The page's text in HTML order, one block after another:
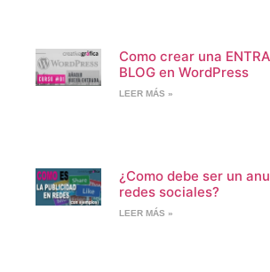
Como crear una
BLOG en WordPress
LEER MÁS »
¿Como debe ser un
redes sociales?
LEER MÁS »